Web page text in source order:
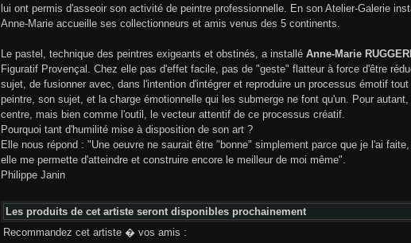
lui ont permis d'asseoir son activité de peintre professionnelle. En son Atelier-Galerie
Anne-Marie accueille ses collectionneurs et amis venus des 5 continents.
Le pastel, technique des peintres exigeants et obstinés, a installé Anne-Marie RUGGERI
Figuratif Provençal. Chez elle pas d'effet facile, pas de "geste" flatteur à force d'être
sujet, de fusionner avec, dans l'intention d'intégrer et reproduire un processus émotif
peintre, son sujet, et la charge émotionnelle qui les submerge ne font qu'un. Pour
centre, mais bien comme l'outil, le vecteur attentif de ce processus créatif.
Pourquoi tant d'humilité mise à disposition de son art ?
Elle nous répond : "Une oeuvre ne saurait être "bonne" simplement parce que je l'ai
elle me permette d'atteindre et construire encore le meilleur de moi même".
Philippe Janin
Les produits de cet artiste seront disponibles prochainement
Recommandez cet artiste � vos amis :